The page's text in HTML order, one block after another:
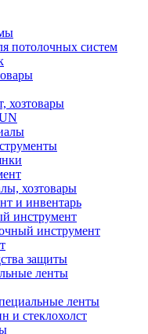
потолочных систем
хозтовары
хозтовары
и инвентарь
инструмент
инструмент
защиты
ленты
ленты
и стеклохолст